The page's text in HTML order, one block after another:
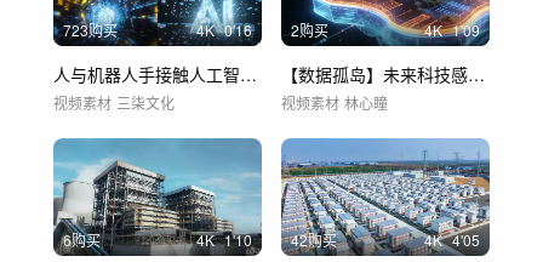
723购买 4K 0'16
人与机器人手接触人工智能AI 4k素材
视频素材 三柒文化
2购买 4K 1'09
【数据孤岛】未来科技感三维地形悬浮岛屿
视频素材 林心瞳
6购买 4K 1'10 42购买 4K 4'05